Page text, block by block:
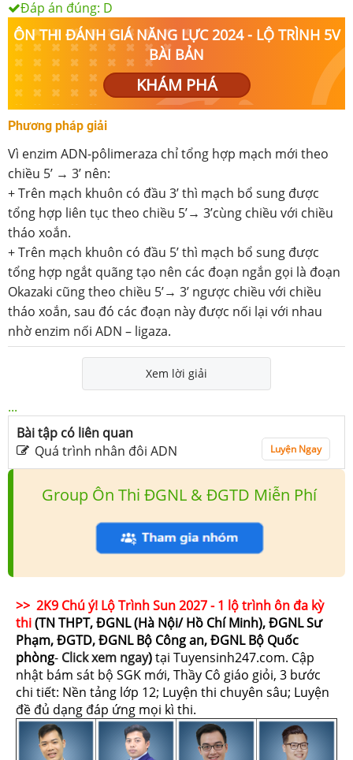
Đáp án đúng: D
ÔN THI ĐÁNH GIÁ NĂNG LỰC 2024 - LỘ TRÌNH 5V
BÀI BẢN
KHÁM PHÁ
Phương pháp giải
Vì enzim ADN-pôlimeraza chỉ tổng hợp mạch mới theo
chiều 5’ → 3’ nên:
+ Trên mạch khuôn có đầu 3’ thì mạch bổ sung được
tổng hợp liên tục theo chiều 5’→ 3’cùng chiều với chiều
tháo xoắn.
+ Trên mạch khuôn có đầu 5’ thì mạch bổ sung được
tổng hợp ngắt quãng tạo nên các đoạn ngắn gọi là đoạn
Okazaki cũng theo chiều 5’→ 3’ ngược chiều với chiều
tháo xoắn, sau đó các đoạn này được nối lại với nhau
nhờ enzim nối ADN – ligaza.
Xem lời giải
...
Bài tập có liên quan
Quá trình nhân đôi ADN
Luyện Ngay
Group Ôn Thi ĐGNL & ĐGTD Miễn Phí
>> 2K9 Chú ý! Lộ Trình Sun 2027 - 1 lộ trình ôn đa kỳ
thi(TN THPT, ĐGNL (Hà Nội/ Hồ Chí Minh), ĐGNL Sư
Phạm, ĐGTD, ĐGNL Bộ Công an, ĐGNL Bộ Quốc
phòng- Click xem ngay)tại Tuyensinh247.com. Cập
nhật bám sát bộ SGK mới, Thầy Cô giáo giỏi, 3 bước
chi tiết: Nền tảng lớp 12; Luyện thi chuyên sâu; Luyện
đề đủ dạng đáp ứng mọi kì thi.